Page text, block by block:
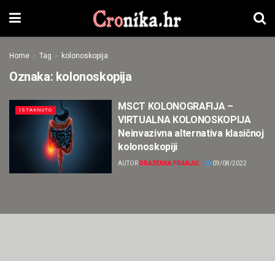
Home Tag kolonoskopija
Oznaka: kolonoskopija
ISTAKNUTO
MSCT KOLONOGRAFIJA –
VIRTUALNA KOLONOSKOPIJA
Neinvazivna alternativa klasičnoj
kolonoskopiji
AUTOR DRAŽENKA FRANJIĆ 09/08/2022